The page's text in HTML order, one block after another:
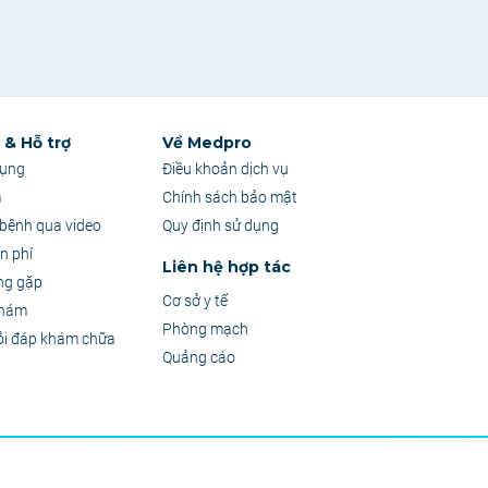
Hỗ trợ
qua video
phí
gặp
đáp khám chữa
Về Medpro
Điều khoản dịch vụ
Chính sách bảo mật
Quy định sử dụng
Liên hệ hợp tác
Cơ sở y tế
Phòng mạch
Quảng cáo